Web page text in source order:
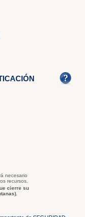
necesario
recursos.
cierre su